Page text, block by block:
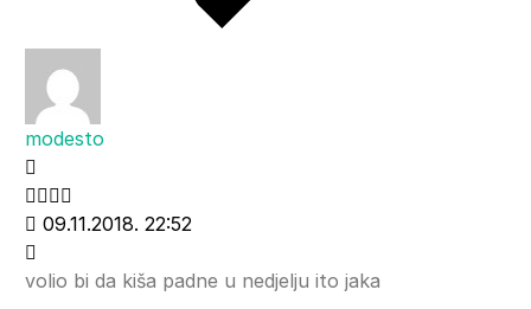
modesto
09.11.2018. 22:52
volio bi da kiša padne u nedjelju ito jaka